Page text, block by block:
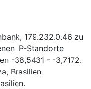
179.232.0.46 zu
IP-Standorte
-38,5431 - -3,7172.
Brasilien.